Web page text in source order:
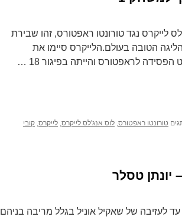
81 נקודות ללוס אנג'לס לייקרס נגד טורונטו ראפטורס, זהו שבירת
הטובה בעולם.הלייקרס סיימו את
טורונטו ראפטורס, לוס אנג'לס לייקרס, לייקרס, קובי
יונתן טסלר
קובי ושאקיל אוניל היו הצוות הכי חזק בליגת ה-NBA עד לעזיבה של שאקיל אוניל בגלל מריבה בניהם